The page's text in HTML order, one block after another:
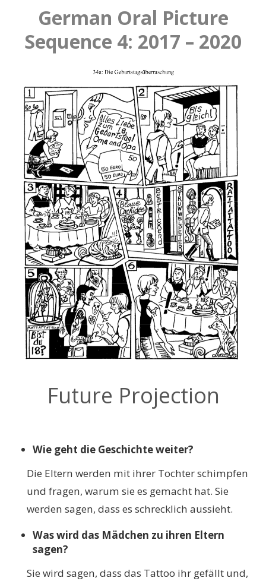
German Oral Picture
Sequence 4: 2017 – 2020
Future Projection
Wie geht die Geschichte weiter?
Die Eltern werden mit ihrer Tochter schimpfen
und fragen, warum sie es gemacht hat. Sie
werden sagen, dass es schrecklich aussieht.
Was wird das Mädchen zu ihren Eltern
sagen?
Sie wird sagen, dass das Tattoo ihr gefällt und,